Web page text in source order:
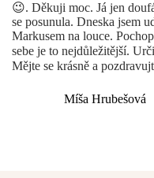
😉. Děkuji moc. Já jen
se posunula. Dneska jsem
Markusem na louce.
sebe je to nejdůležitější.
Mějte se krásně a
Míša Hrubešová